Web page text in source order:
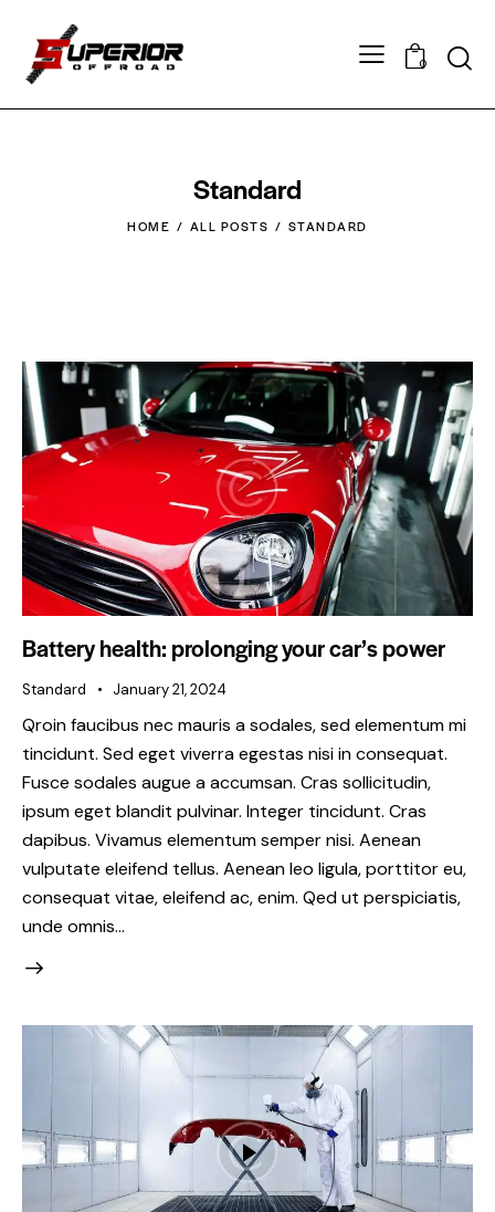
0
Standard
HOME ALL POSTS STANDARD
Battery health: prolonging your car’s power
Standard January 21, 2024
Qroin faucibus nec mauris a sodales, sed elementum mi
tincidunt. Sed eget viverra egestas nisi in consequat.
Fusce sodales augue a accumsan. Cras sollicitudin,
ipsum eget blandit pulvinar. Integer tincidunt. Cras
dapibus. Vivamus elementum semper nisi. Aenean
vulputate eleifend tellus. Aenean leo ligula, porttitor eu,
consequat vitae, eleifend ac, enim. Qed ut perspiciatis,
unde omnis…